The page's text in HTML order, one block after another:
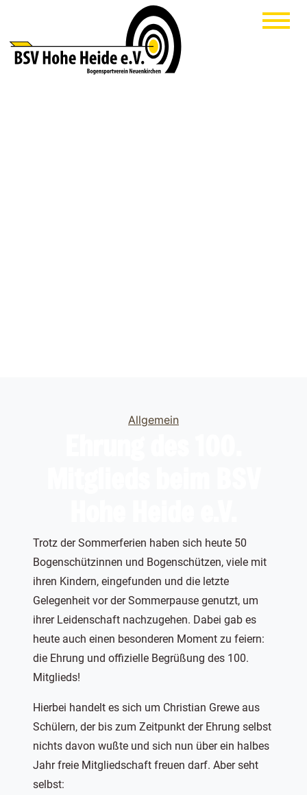
Categories
Allgemein
Trotz der Sommerferien haben sich heute 50
Bogenschützinnen und Bogenschützen, viele mit
ihren Kindern, eingefunden und die letzte
Gelegenheit vor der Sommerpause genutzt, um
ihrer Leidenschaft nachzugehen. Dabei gab es
heute auch einen besonderen Moment zu feiern:
die Ehrung und offizielle Begrüßung des 100.
Mitglieds!
Hierbei handelt es sich um Christian Grewe aus
Schülern, der bis zum Zeitpunkt der Ehrung selbst
nichts davon wußte und sich nun über ein halbes
Jahr freie Mitgliedschaft freuen darf. Aber seht
selbst: